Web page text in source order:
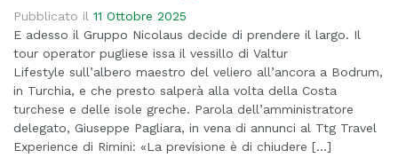
Pubblicato il 11 Ottobre 2025
E adesso il Gruppo Nicolaus decide di prendere il largo. Il
tour operator pugliese issa il vessillo di Valtur
Lifestyle sull’albero maestro del veliero all’ancora a Bodrum,
in Turchia, e che presto salperà alla volta della Costa
turchese e delle isole greche. Parola dell’amministratore
delegato, Giuseppe Pagliara, in vena di annunci al Ttg Travel
Experience di Rimini: «La previsione è di chiudere […]